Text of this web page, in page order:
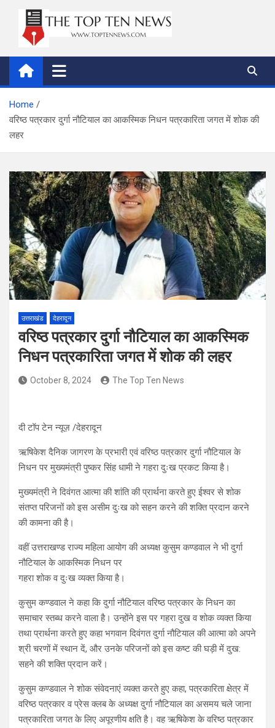
content
thetoptennews.com
Home
वरिष्ठ पत्रकार दुर्गा नौटियाल का आकस्मिक निधन पत्रकारिता जगत में शोक की
लहर
उत्तराखंड देहरादून
वरिष्ठ पत्रकार दुर्गा नौटियाल का आकस्मिक
निधन पत्रकारिता जगत में शोक की लहर
October 8, 2024 The Top Ten News
दी टॉप टेन न्यूज़ /देहरादून
ऋषिकेश दैनिक जागरण के प्रभारी एवं वरिष्ठ पत्रकार दुर्गा नौटियाल के
निधन पर मुख्यमंत्री पुष्कर सिंह धामी ने गहरा दुःख प्रकट किया है।
मुख्यमंत्री ने दिवंगत आत्मा की शांति की प्रार्थना करते हुए ईश्वर से शोक
संतप्त परिजनों को इस असीम दुःख को सहन करने की शक्ति प्रदान करने
की कामना की है।
वहीं उत्तराखण्ड राज्य महिला आयोग की अध्यक्ष कुसुम कण्डवाल ने भी दुर्गा
नौटियाल के आकस्मिक निधन पर
गहरा शोक व दुःख व्यक्त किया है।
कुसुम कण्डवाल ने कहा कि दुर्गा नौटियाल वरिष्ठ पत्रकार के निधन का
समाचार स्तब्ध करने वाला है। उन्होंने इस पर गहरा दुख व शोक व्यक्त किया
तथा प्रार्थना करते हुए कहा भगवान दिवंगत दुर्गा नौटियाल की आत्मा को अपने
श्री चरणों में स्थान दें, और उनके परिजनों को इस कष्ट की घड़ी में दुख:
सहने की शक्ति प्रदान करें।
कुसुम कण्डवाल ने शोक संवेदनाएं व्यक्त करते हुए कहा, पत्रकारिता क्षेत्र में
वरिष्ठ पत्रकार व प्रेस क्लब के अध्यक्ष दुर्गा नौटियाल का असमय चले जाना
पत्रकारिता जगत के लिए अपूरणीय क्षति है। वह ऋषिकेश के वरिष्ठ पत्रकार